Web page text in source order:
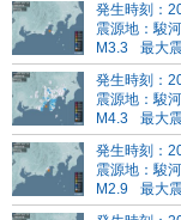
発生時刻：
震源地：駿
M3.3
最大
発生時刻：
震源地：駿
M4.3
最大
発生時刻：
震源地：駿
M2.9
最大